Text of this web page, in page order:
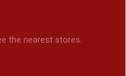
the nearest stores.